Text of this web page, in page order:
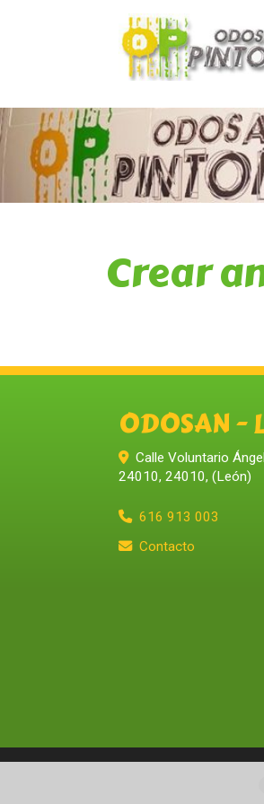
Crear
ODOSAN -
Calle Voluntario
24010, 24010, (León)
616 913 003
Contacto